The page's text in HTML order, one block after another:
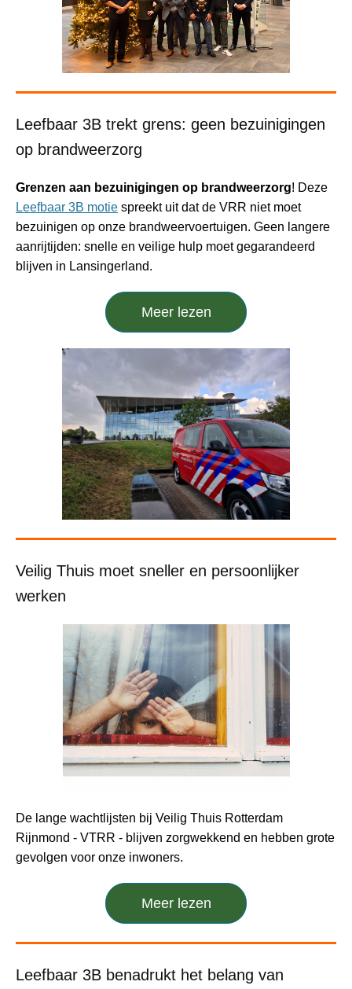
Leefbaar 3B trekt grens: geen bezuinigingen
op brandweerzorg
Grenzen aan bezuinigingen op brandweerzorg! Deze
Leefbaar 3B motie spreekt uit dat de VRR niet moet
bezuinigen op onze brandweervoertuigen. Geen langere
aanrijtijden: snelle en veilige hulp moet gegarandeerd
blijven in Lansingerland.
Meer lezen
Veilig Thuis moet sneller en persoonlijker
werken
De lange wachtlijsten bij Veilig Thuis Rotterdam
Rijnmond - VTRR - blijven zorgwekkend en hebben grote
gevolgen voor onze inwoners.
Meer lezen
Leefbaar 3B benadrukt het belang van